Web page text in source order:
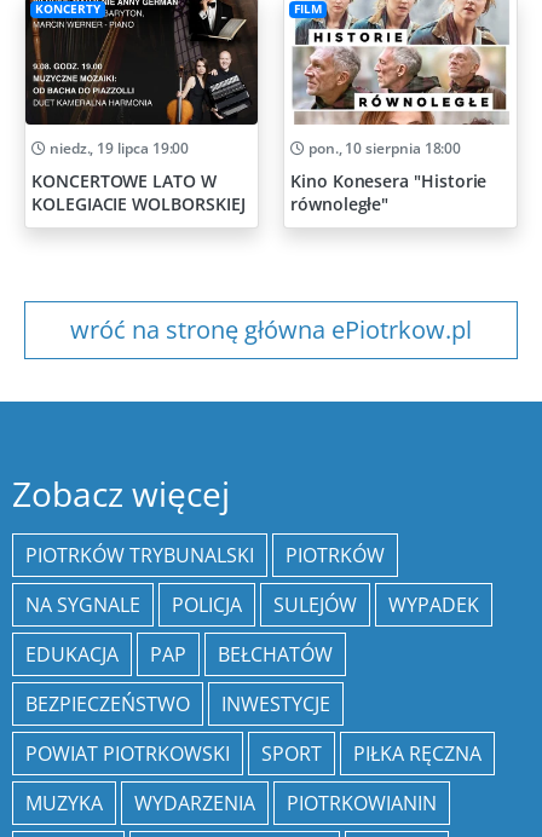
KONCERTY
niedz., 19 lipca 19:00
KONCERTOWE LATO W
KOLEGIACIE WOLBORSKIEJ
FILM
pon., 10 sierpnia 18:00
Kino Konesera "Historie
równoległe"
wróć na stronę główna ePiotrkow.pl
Zobacz więcej
PIOTRKÓW TRYBUNALSKI
PIOTRKÓW
NA SYGNALE
POLICJA SULEJÓW
WYPADEK
EDUKACJA
PAP
BEŁCHATÓW
BEZPIECZEŃSTWO
INWESTYCJE
POWIAT PIOTRKOWSKI
SPORT
PIŁKA RĘCZNA
MUZYKA
WYDARZENIA
PIOTRKOWIANIN